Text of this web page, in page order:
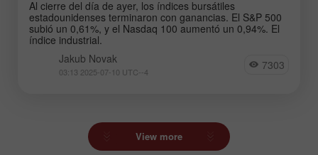
Al cierre del día de ayer, los índices bursátiles
estadounidenses terminaron con ganancias. El S&P 500
subió un 0,61%, y el Nasdaq 100 aumentó un 0,94%. El
índice industrial.
Jakub Novak
03:13 2025-07-10 UTC--4 7303
View more